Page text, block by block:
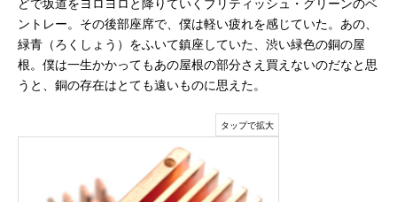
どで坂道をヨロヨロと降りていくブリティッシュ・グリーンのベ
ントレー。その後部座席で、僕は軽い疲れを感じていた。あの、
緑青（ろくしょう）をふいて鎮座していた、渋い緑色の銅の屋
根。僕は一生かかってもあの屋根の部分さえ買えないのだなと思
うと、銅の存在はとても遠いものに思えた。